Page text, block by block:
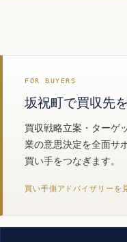
FOR BUYERS
坂祝町で買収先
買収戦略立案・ターゲ
業の意思決定を全面サ
買い手をつなぎます。
買い手側アドバイザリーを